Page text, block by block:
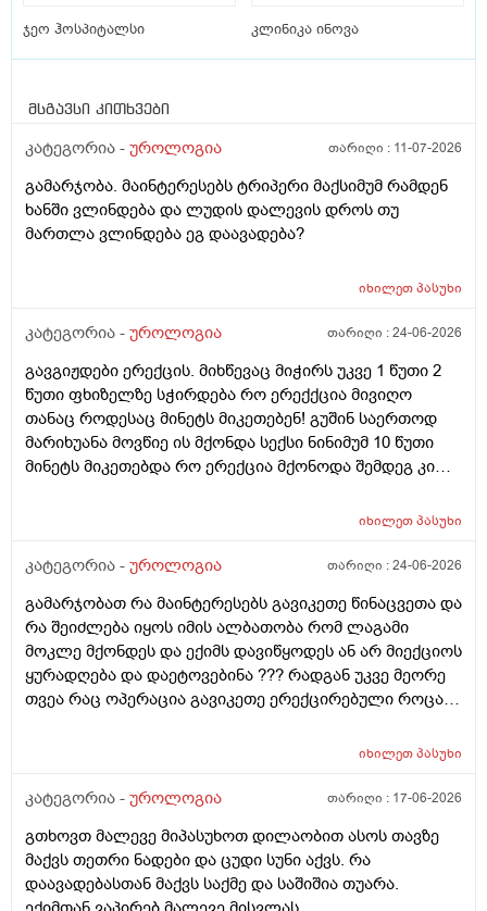
ჯეო ჰოსპიტალსი კლინიკა ინოვა
მსგავსი კითხვები
კატეგორია - უროლოგია თარიღი : 11-07-2026
გამარჯობა. მაინტერესებს ტრიპერი მაქსიმუმ რამდენ
ხანში ვლინდება და ლუდის დალევის დროს თუ
მართლა ვლინდება ეგ დაავადება?
იხილეთპასუხი
კატეგორია - უროლოგია თარიღი :24-06-2026
გავგიჟდები ერექცის. მიხწევაც მიჭირს უკვე 1 წუთი 2
წუთი ფხიზელზე სჭირდება რო ერექქცია მივიღო
თანაც როდესაც მინეტს მიკეთებენ! გუშინ საერთოდ
მარიხუანა მოვწიე ის მქონდა სექსი ნინიმუმ 10 წუთი
მინეტს მიკეთებდა რო ერექცია მქონოდა შემდეგ კი
ერექცია მაგრამ გავგიჟდი დავისტრესე რავქნა
იხილეთპასუხი
კატეგორია - უროლოგია თარიღი :24-06-2026
გამარჯობათ რა მაინტერესებს გავიკეთე წინაცვეთა და
რა შეიძლება იყოს იმის ალბათობა რომ ლაგამი
მოკლე მქონდეს და ექიმს დავიწყოდეს ან არ მიექციოს
ყურადღება და დაეტოვებინა ??? რადგან უკვე მეორე
თვეა რაც ოპერაცია გავიკეთე ერექცირებული როცა
ასევე არაერექციულ დროსაც სადღაც ეგრე 1
ერექცირებულის დროს უბრალოდ მერე გარშემოც
იქაჩება ხოლმე და ცოტა დაჭიმვასაც ვგრძნობსავით
ლაგამის არეში
იხილეთპასუხი
კატეგორია - უროლოგია თარიღი : 17-06-2026
გთხოვთ მალევე მიპასუხოთ დილაობით ასოს თავზე
მაქვს თეთრი ნადები და ცუდი სუნი აქვს. რა
დაავადებასთან მაქვს საქმე და საშიშია თუარა.